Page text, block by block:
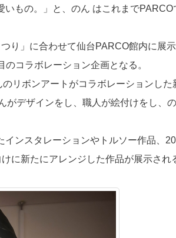
もの。」と、のん はこれまでPARCO
り」に合わせて仙台PARCO館内に展
コラボレーション企画となる。
リボンアートがコラボレーションした
がデザインをし、職人が絵付けをし、
ンスタレーションやトルソー作品、
に新たにアレンジした作品が展示され